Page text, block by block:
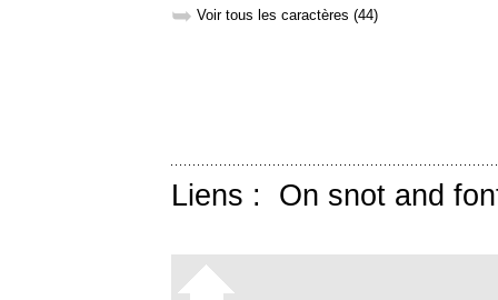
➥ Voir tous les caractères (44)
Liens : On snot and